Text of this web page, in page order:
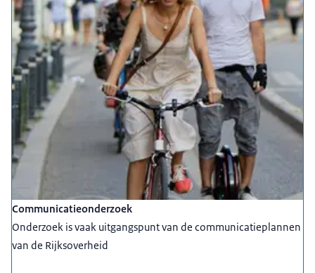
Communicatieonderzoek
Onderzoek is vaak uitgangspunt van de communicatieplannen
van de Rijksoverheid